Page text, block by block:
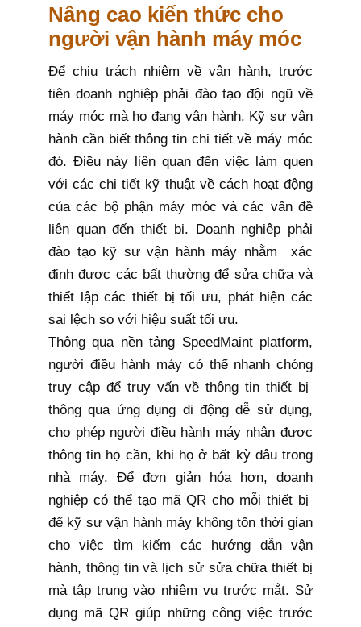
Nâng cao kiến thức cho
người vận hành máy móc
Để chịu trách nhiệm về vận hành, trước
tiên doanh nghiệp phải đào tạo đội ngũ về
máy móc mà họ đang vận hành. Kỹ sư vận
hành cần biết thông tin chi tiết về máy móc
đó. Điều này liên quan đến việc làm quen
với các chi tiết kỹ thuật về cách hoạt động
của các bộ phận máy móc và các vấn đề
liên quan đến thiết bị. Doanh nghiệp phải
đào tạo kỹ sư vận hành máy nhằm xác
định được các bất thường để sửa chữa và
thiết lập các thiết bị tối ưu, phát hiện các
sai lệch so với hiệu suất tối ưu.
Thông qua nền tảng SpeedMaint platform,
người điều hành máy có thể nhanh chóng
truy cập để truy vấn về thông tin thiết bị
thông qua ứng dụng di động dễ sử dụng,
cho phép người điều hành máy nhận được
thông tin họ cần, khi họ ở bất kỳ đâu trong
nhà máy. Để đơn giản hóa hơn, doanh
nghiệp có thể tạo mã QR cho mỗi thiết bị
để kỹ sư vận hành máy không tốn thời gian
cho việc tìm kiếm các hướng dẫn vận
hành, thông tin và lịch sử sửa chữa thiết bị
mà tập trung vào nhiệm vụ trước mắt. Sử
dụng mã QR giúp những công việc trước